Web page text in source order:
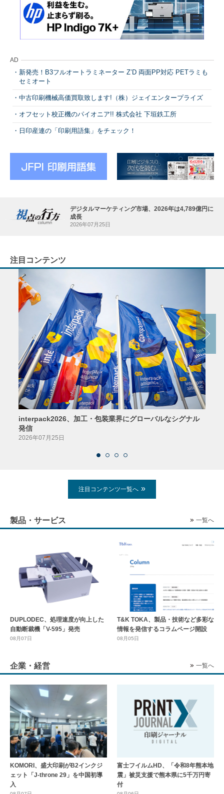
AD
新発売！B3フルオートラミネーター Z’D 両面PP対応 PETラミも
セミオート
中古印刷機械高価買取致します!（株）ジェイエンタープライズ
オフセット校正機のパイオニア!! 株式会社 下垣鉄工所
日印産連の「印刷用語集」をチェック！
デジタルマーケティング市場、2026年は4,789億円に
成長
2026年07月25日
注目コンテンツ
interpack2026、加工・包装業界にグローバルなシグナル
発信
2026年07月25日
注目コンテンツ一覧へ
製品・サービス 一覧へ
DUPLODEC、処理速度が向上した
自動断裁機「V-595」発売
08月07日
T&K TOKA、製品・技術など多彩な
情報を発信するコラムページ開設
08月05日
企業・経営 一覧へ
KOMORI、盛大印刷がB2インクジ
ェット「J-throne 29」を中国初導
入
富士フイルムHD、「令和8年熊本地
震」被災支援で熊本県に5千万円寄
付